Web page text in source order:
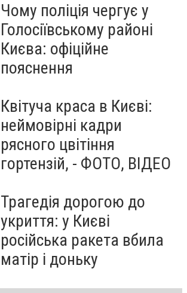
Чому поліція чергує у
Голосіївському районі
Києва: офіційне
пояснення
Квітуча краса в Києві:
неймовірні кадри
рясного цвітіння
гортензій, - ФОТО, ВІДЕО
Трагедія дорогою до
укриття: у Києві
російська ракета вбила
матір і доньку